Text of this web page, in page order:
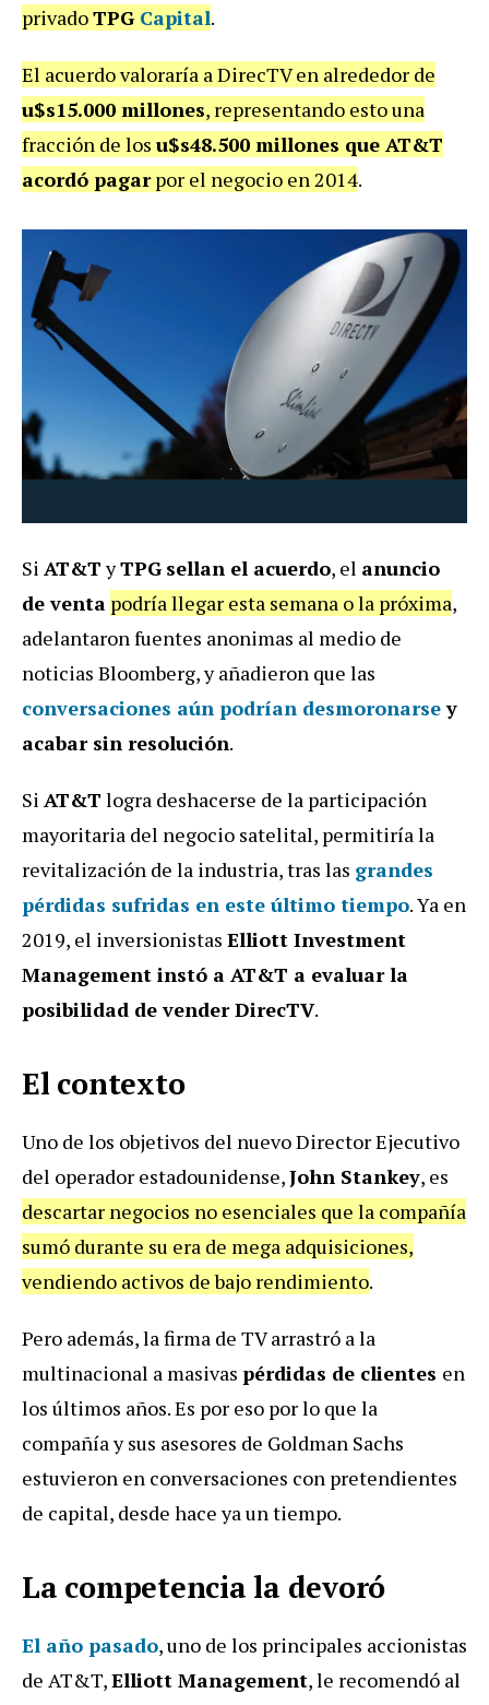
privadoTPG Capital.
El acuerdo valoraría a DirecTV en alrededor de
u$s15.000 millones, representando esto una
fracción de los u$s48.500 millones que AT&T
acordó pagarpor el negocio en 2014.
Si AT&TyTPG sellan el acuerdo, el anuncio
de venta podría llegar esta semana o la próxima,
adelantaron fuentes anonimas al medio de
noticias Bloomberg, y añadieron que las
conversaciones aún podrían desmoronarsey
acabar sin resolución.
Si AT&T logra deshacerse de la participación
mayoritaria del negocio satelital, permitiría la
revitalización de la industria, tras las grandes
pérdidas sufridas en este último tiempo. Ya en
2019, el inversionistas Elliott Investment
Management instó a AT&T a evaluar la
posibilidad de vender DirecTV.
El contexto
Uno de los objetivos del nuevo Director Ejecutivo
del operador estadounidense,John Stankey, es
descartar negocios no esenciales que la compañía
sumó durante su era de mega adquisiciones,
vendiendo activos de bajo rendimiento.
Pero además, la firma de TV arrastró a la
multinacional a masivas pérdidas de clientes en
los últimos años. Es por eso por lo que la
compañía y sus asesores de Goldman Sachs
estuvieron en conversaciones con pretendientes
de capital, desde hace ya un tiempo.
La competencia la devoró
El año pasado, uno de los principales accionistas
de AT&T,Elliott Management, le recomendó al